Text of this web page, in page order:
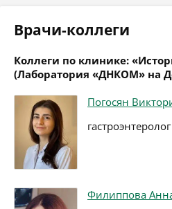
Врачи-коллеги
Коллеги по клинике:
(Лаборатория «ДНКОМ» на
Погосян
гастроэнтеролог
Филиппова